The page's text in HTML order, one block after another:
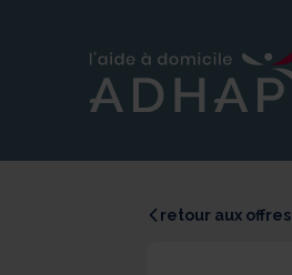
retour aux offres